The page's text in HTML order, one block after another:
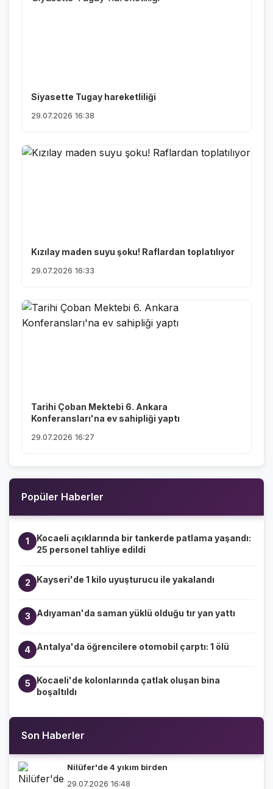
Siyasette Tugay hareketliliği
29.07.2026 16:38
Kızılay maden suyu şoku! Raflardan toplatılıyor
29.07.2026 16:33
Tarihi Çoban Mektebi 6. Ankara
Konferansları'na ev sahipliği yaptı
29.07.2026 16:27
Popüler Haberler
1
Kocaeli açıklarında bir tankerde patlama yaşandı:
25 personel tahliye edildi
2 Kayseri'de 1 kilo uyuşturucu ile yakalandı
3 Adıyaman'da saman yüklü olduğu tır yan yattı
4 Antalya'da öğrencilere otomobil çarptı: 1 ölü
5
Kocaeli'de kolonlarında çatlak oluşan bina
boşaltıldı
Son Haberler
Nilüfer'de 4 yıkım birden
29.07.2026 16:48